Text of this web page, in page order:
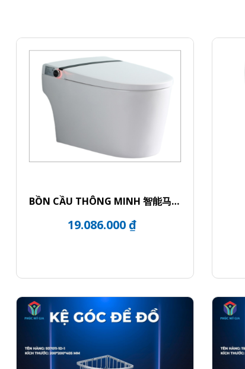
BỒN CẦU THÔNG MINH 智能马桶
19.086.000 ₫